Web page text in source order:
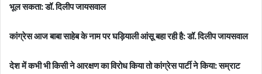
भूल सकता: डॉ. दिलीप जायसवाल
कांग्रेस आज बाबा साहेब के नाम पर घड़ियाली आंसू बहा रही है: डॉ. दिलीप जायसवाल
देश में कभी भी किसी ने आरक्षण का विरोध किया तो कांग्रेस पार्टी ने किया: सम्राट